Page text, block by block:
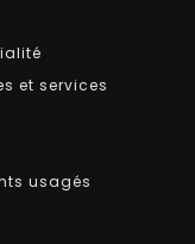
et services
usagés